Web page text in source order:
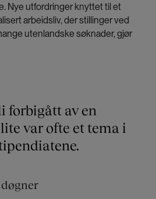
Nye utfordringer knyttet til et
arbeidsliv, der stillinger ved
utenlandske søknader, gjør
forbigått av en
var ofte et tema i